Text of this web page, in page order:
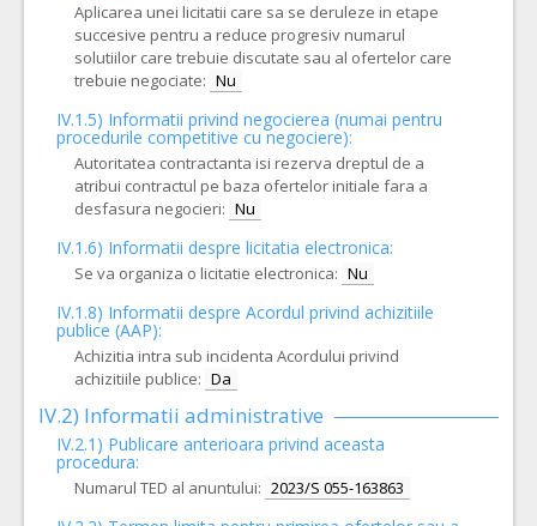
Aplicarea unei licitatii care sa se deruleze in etape
succesive pentru a reduce progresiv numarul
solutiilor care trebuie discutate sau al ofertelor care
trebuie negociate: Nu
IV.1.5) Informatii privind negocierea (numai pentru
procedurile competitive cu negociere):
Autoritatea contractanta isi rezerva dreptul de a
atribui contractul pe baza ofertelor initiale fara a
desfasura negocieri: Nu
IV.1.6) Informatii despre licitatia electronica:
Se va organiza o licitatie electronica: Nu
IV.1.8) Informatii despre Acordul privind achizitiile
publice (AAP):
Achizitia intra sub incidenta Acordului privind
achizitiile publice: Da
IV.2) Informatii administrative
IV.2.1) Publicare anterioara privind aceasta
procedura:
Numarul TED al anuntului: 2023/S 055-163863